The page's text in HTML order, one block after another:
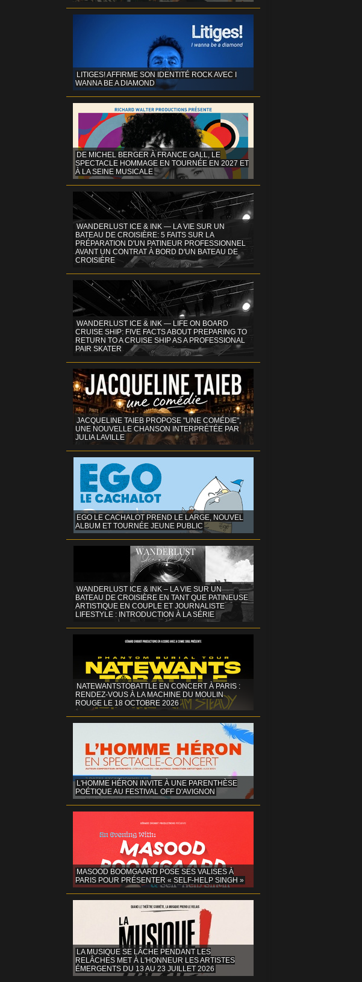
LITIGES! AFFIRME SON IDENTITÉ ROCK AVEC I
WANNA BE A DIAMOND
DE MICHEL BERGER À FRANCE GALL, LE
SPECTACLE HOMMAGE EN TOURNÉE EN 2027 ET
À LA SEINE MUSICALE
WANDERLUST ICE & INK — LA VIE SUR UN
BATEAU DE CROISIÈRE: 5 FAITS SUR LA
PRÉPARATION D'UN PATINEUR PROFESSIONNEL
AVANT UN CONTRAT À BORD D'UN BATEAU DE
CROISIÈRE
WANDERLUST ICE & INK — LIFE ON BOARD
CRUISE SHIP: FIVE FACTS ABOUT PREPARING TO
RETURN TO A CRUISE SHIP AS A PROFESSIONAL
PAIR SKATER
JACQUELINE TAIEB PROPOSE "UNE COMÉDIE",
UNE NOUVELLE CHANSON INTERPRÉTÉE PAR
JULIA LAVILLE
EGO LE CACHALOT PREND LE LARGE, NOUVEL
ALBUM ET TOURNÉE JEUNE PUBLIC
WANDERLUST ICE & INK – LA VIE SUR UN
BATEAU DE CROISIÈRE EN TANT QUE PATINEUSE
ARTISTIQUE EN COUPLE ET JOURNALISTE
LIFESTYLE : INTRODUCTION À LA SÉRIE
NATEWANTSTOBATTLE EN CONCERT À PARIS :
RENDEZ-VOUS À LA MACHINE DU MOULIN
ROUGE LE 18 OCTOBRE 2026
L'HOMME HÉRON INVITE À UNE PARENTHÈSE
POÉTIQUE AU FESTIVAL OFF D'AVIGNON
MASOOD BOOMGAARD POSE SES VALISES À
PARIS POUR PRÉSENTER « SELF-HELP SINGH »
LA MUSIQUE SE LÂCHE PENDANT LES
RELÂCHES MET À L'HONNEUR LES ARTISTES
ÉMERGENTS DU 13 AU 23 JUILLET 2026